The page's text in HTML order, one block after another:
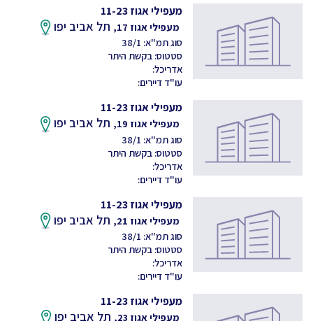
מעפילי אגוז 11-23
מעפילי אגוז 17, תל אביב יפו
סוג תמ"א: 38/1
סטטוס: בקשת היתר
אדריכל:
עו"ד דיירים:
מעפילי אגוז 11-23
מעפילי אגוז 19, תל אביב יפו
סוג תמ"א: 38/1
סטטוס: בקשת היתר
אדריכל:
עו"ד דיירים:
מעפילי אגוז 11-23
מעפילי אגוז 21, תל אביב יפו
סוג תמ"א: 38/1
סטטוס: בקשת היתר
אדריכל:
עו"ד דיירים:
מעפילי אגוז 11-23
מעפילי אגוז 23, תל אביב יפו